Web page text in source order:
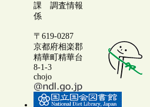
課 調査情報
係
〒619-0287
京都府相楽郡
精華町精華台
8-1-3
chojo